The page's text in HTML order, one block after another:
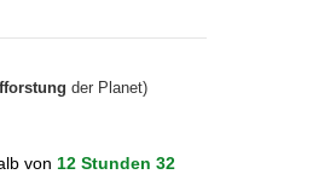
der Planet)
von 12 Stunden 32